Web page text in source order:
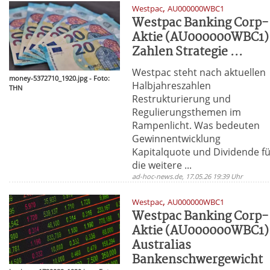
money-5372710_1920.jpg - Foto:
THN
Westpac,AU000000WBC1
Westpac Banking Corp-
Aktie
Zahlen Strategie ...
Westpac steht nach aktuellen
Halbjahreszahlen
Restrukturierung und
Regulierungsthemen im
Rampenlicht. Was bedeuten
Gewinnentwicklung
Kapitalquote und Dividende
die weitere ...
ad-hoc-news.de, 17.05.26 19:39 Uhr
Westpac,AU000000WBC1
Westpac Banking Corp-
Aktie
Australias
Bankenschwergewicht